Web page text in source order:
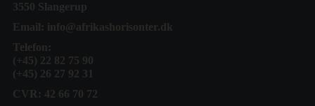
3550 Slangerup
Email: info@afrikashorisonter.dk
Telefon:
(+45) 22 82 75 90
(+45) 26 27 92 31
CVR: 42 66 70 72